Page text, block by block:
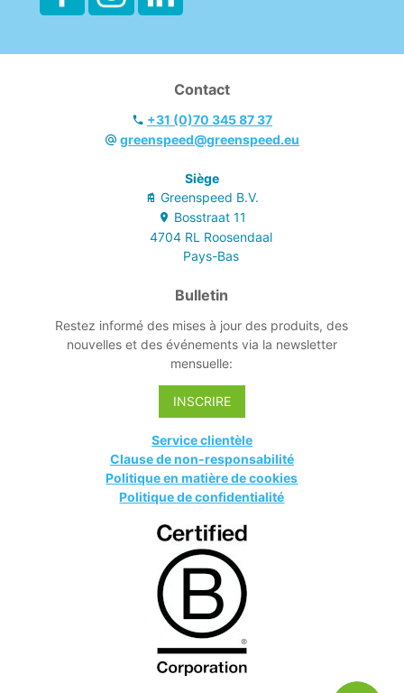
Contact
+31 (0)70 345 87 37
greenspeed@greenspeed.eu
Siège
Greenspeed B.V.
Bosstraat 11
4704 RL Roosendaal
Pays-Bas
Bulletin
Restez informé des mises à jour des produits, des
nouvelles et des événements via la newsletter
mensuelle:
INSCRIRE
Service clientèle
Clause de non-responsabilité
Politique en matière de cookies
Politique de confidentialité